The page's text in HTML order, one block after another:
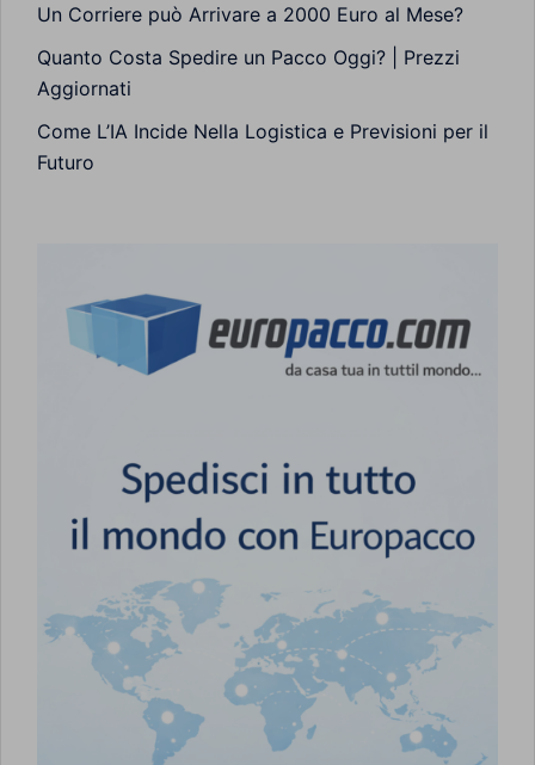
Un Corriere può Arrivare a 2000 Euro al Mese?
Quanto Costa Spedire un Pacco Oggi? | Prezzi
Aggiornati
Come L’IA Incide Nella Logistica e Previsioni per il
Futuro